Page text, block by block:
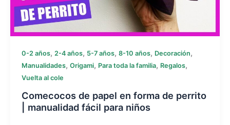
0-2 años, 2-4 años, 5-7 años, 8-10 años, Decoración,
Manualidades, Origami, Para toda la familia, Regalos,
Vuelta al cole
Comecocos de papel en forma de perrito
| manualidad fácil para niños